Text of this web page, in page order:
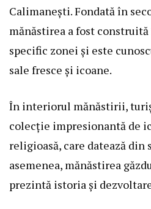
Calimanești. Fondată în
mănăstirea a fost
specific zonei și este
sale fresce și icoane.
În interiorul mănăstirii,
colecție impresionantă de
religioasă, care datează din
asemenea, mănăstirea
prezintă istoria și